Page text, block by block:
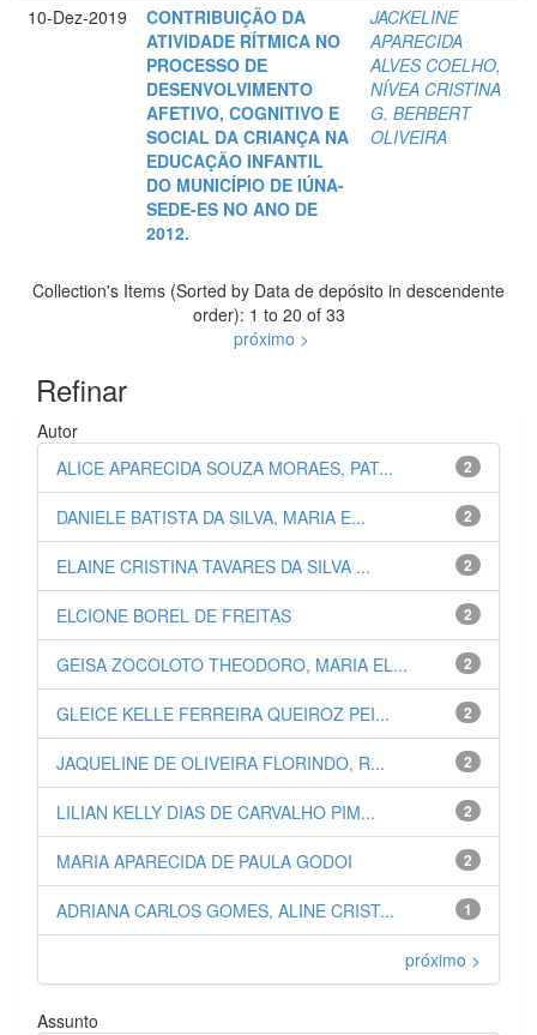
10-Dez-2019
CONTRIBUIÇÃO DA
ATIVIDADE RÍTMICA NO
PROCESSO DE
DESENVOLVIMENTO
AFETIVO, COGNITIVO E
SOCIAL DA CRIANÇA NA
EDUCAÇÃO INFANTIL
DO MUNICÍPIO DE IÚNA-
SEDE-ES NO ANO DE
2012.
JACKELINE
APARECIDA
ALVES COELHO,
NÍVEA CRISTINA
G. BERBERT
OLIVEIRA
Collection's Items (Sorted by Data de depósito in descendente
order): 1 to 20 of 33
próximo >
Refinar
Autor
2
ALICE APARECIDA SOUZA MORAES, PAT...
2
DANIELE BATISTA DA SILVA, MARIA E...
2
ELAINE CRISTINA TAVARES DA SILVA ...
2
ELCIONE BOREL DE FREITAS
2
GEISA ZOCOLOTO THEODORO, MARIA EL...
2
GLEICE KELLE FERREIRA QUEIROZ PEI...
2
JAQUELINE DE OLIVEIRA FLORINDO, R...
2
LILIAN KELLY DIAS DE CARVALHO PIM...
2
MARIA APARECIDA DE PAULA GODOI
1
ADRIANA CARLOS GOMES, ALINE CRIST...
próximo >
Assunto